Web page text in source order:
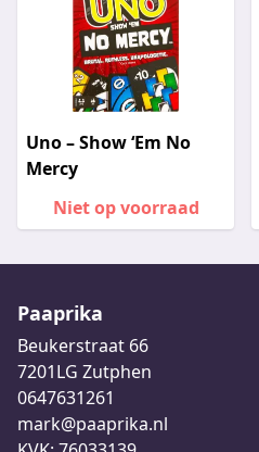
Uno – Show ‘Em No
Mercy
Niet op voorraad
Paaprika
Beukerstraat 66
7201LG Zutphen
0647631261
mark@paaprika.nl